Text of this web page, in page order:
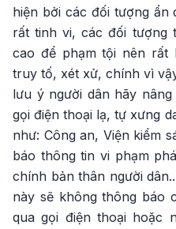
hiện bởi các đối tượng ẩn
rất tinh vi, các đối tượng
cao để phạm tội nên rất
truy tố, xét xử, chính vì
lưu ý người dân hãy
gọi điện thoại lạ, tự xưng
như: Công an, Viện kiểm
báo thông tin vi phạm
chính bản thân người
này sẽ không thông báo
qua gọi điện thoại hoặc